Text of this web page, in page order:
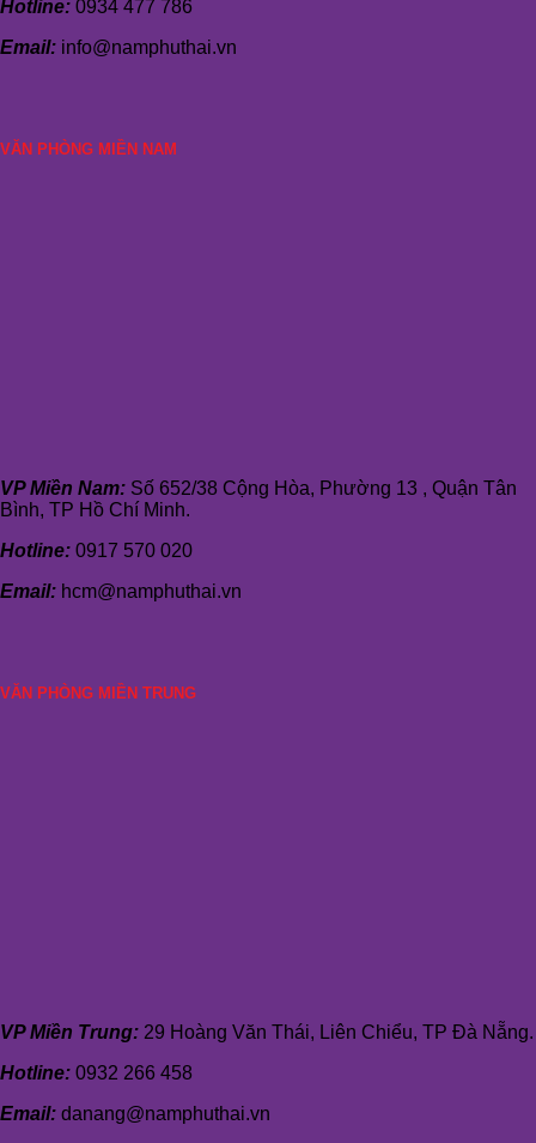
Hotline: 0934 477 786
Email: info@namphuthai.vn
VĂN PHÒNG MIỀN NAM
VP Miền Nam: Số 652/38 Cộng Hòa, Phường 13 , Quận Tân
Bình, TP Hồ Chí Minh.
Hotline: 0917 570 020
Email: hcm@namphuthai.vn
VĂN PHÒNG MIỀN TRUNG
VP Miền Trung: 29 Hoàng Văn Thái, Liên Chiểu, TP Đà Nẵng.
Hotline: 0932 266 458
Email: danang@namphuthai.vn